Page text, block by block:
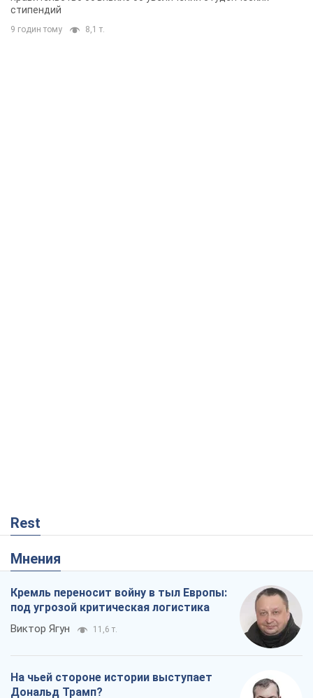
стипендий
9 годин тому 8,1 т.
Rest
Мнения
Кремль переносит войну в тыл Европы:
под угрозой критическая логистика
Виктор Ягун 11,6 т.
На чьей стороне истории выступает
Дональд Трамп?